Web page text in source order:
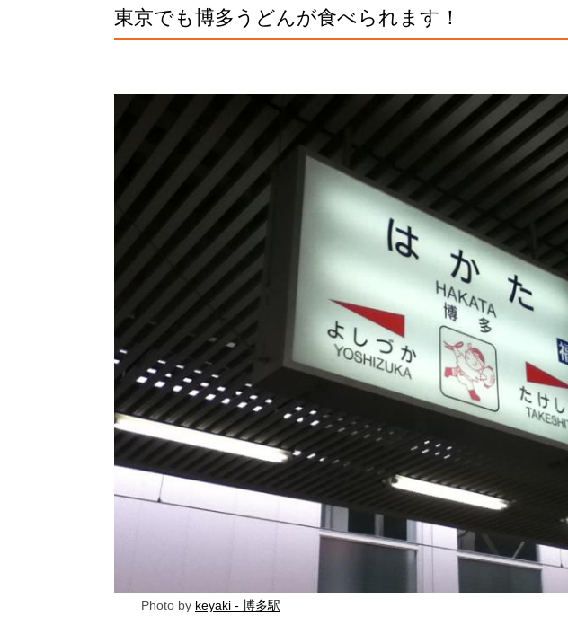
東京でも博多うどんが食べられます！
Photo by keyaki - 博多駅